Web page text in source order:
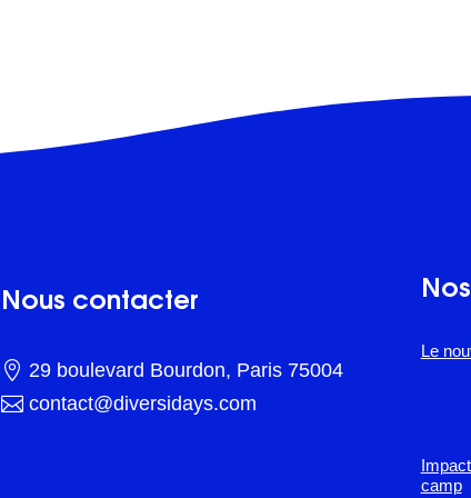
Nous contacter
 29 boulevard Bourdon, Paris 75004
 contact@diversidays.com
Le
camp